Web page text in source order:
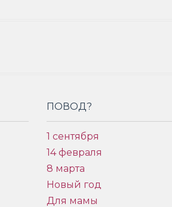
ПОВОД?
1 сентября
14 февраля
8 марта
Новый год
Для мамы